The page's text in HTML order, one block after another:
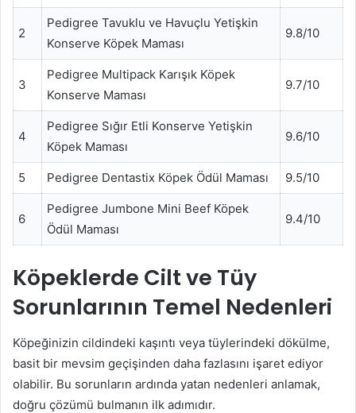
2
Pedigree Tavuklu ve Havuçlu Yetişkin
Konserve Köpek Maması
9.8/10
3
Pedigree Multipack Karışık Köpek
Konserve Maması
9.7/10
4
Pedigree Sığır Etli Konserve Yetişkin
Köpek Maması
9.6/10
5 Pedigree Dentastix Köpek Ödül Maması 9.5/10
6
Pedigree Jumbone Mini Beef Köpek
Ödül Maması
9.4/10
Köpeklerde Cilt ve Tüy
Sorunlarının Temel Nedenleri
Köpeğinizin cildindeki kaşıntı veya tüylerindeki dökülme,
basit bir mevsim geçişinden daha fazlasını işaret ediyor
olabilir. Bu sorunların ardında yatan nedenleri anlamak,
doğru çözümü bulmanın ilk adımıdır.